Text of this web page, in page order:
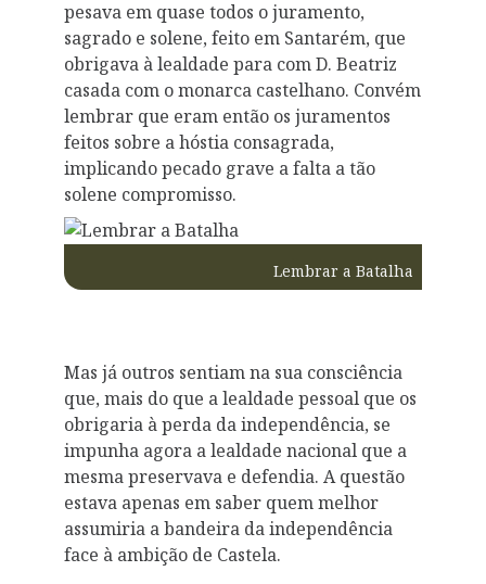
pesava em quase todos o juramento,
sagrado e solene, feito em Santarém, que
obrigava à lealdade para com D. Beatriz
casada com o monarca castelhano. Convém
lembrar que eram então os juramentos
feitos sobre a hóstia consagrada,
implicando pecado grave a falta a tão
solene compromisso.
Lembrar a Batalha
Mas já outros sentiam na sua consciência
que, mais do que a lealdade pessoal que os
obrigaria à perda da independência, se
impunha agora a lealdade nacional que a
mesma preservava e defendia. A questão
estava apenas em saber quem melhor
assumiria a bandeira da independência
face à ambição de Castela.